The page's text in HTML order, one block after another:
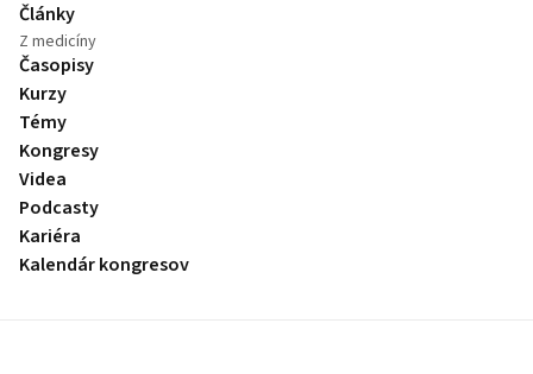
Články
Z medicíny
Časopisy
Kurzy
Témy
Kongresy
Videa
Podcasty
Kariéra
Kalendár kongresov